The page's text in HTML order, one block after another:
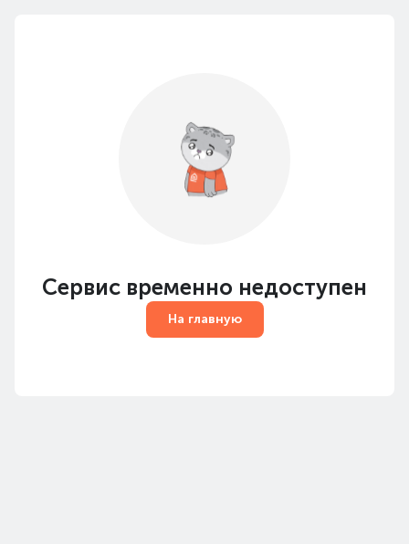
Сервис временно недоступен
На главную